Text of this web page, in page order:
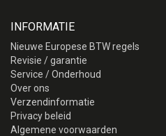
INFORMATIE
Nieuwe Europese BTW regels
Revisie / garantie
Service / Onderhoud
Over ons
Verzendinformatie
Privacy beleid
Algemene voorwaarden